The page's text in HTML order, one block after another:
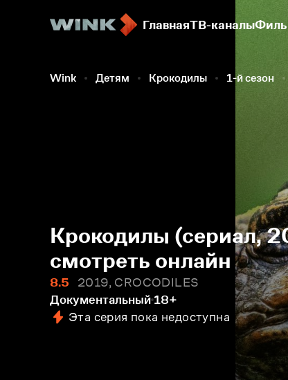
ГлавнаяТВ-каналы
Wink Детям Крокодилы 1-й сезон
Крокодилы (сериал,
смотреть онлайн
8.5
2019, CROCODILES
Документальный 18+
Эта серия пока недоступна